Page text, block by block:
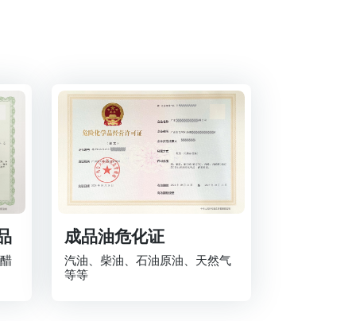
成品油危化证
汽油、柴油、石油原油、天然气
等等